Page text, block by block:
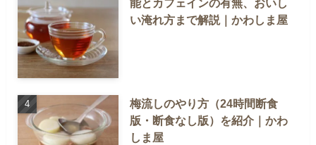
い淹れ方まで解説｜かわしま屋
梅流しのやり方（24時間断食
版・断食なし版）を紹介｜かわ
しま屋